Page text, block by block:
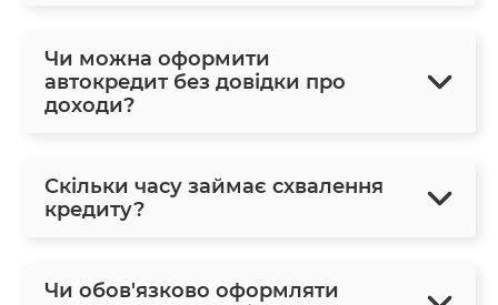
Чи можна оформити
автокредит без довідки про
доходи?
Скільки часу займає схвалення
кредиту?
Чи обов'язково оформляти